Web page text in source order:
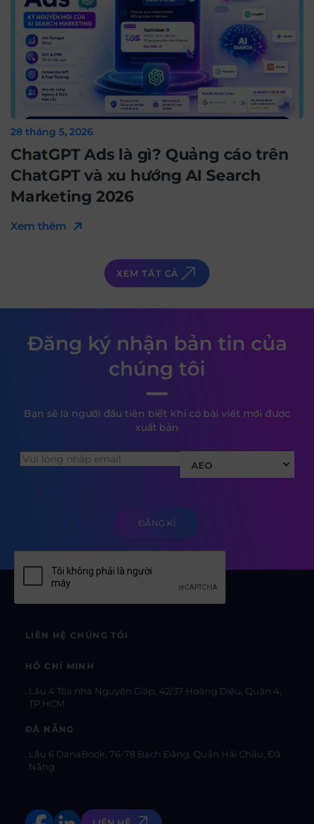
28 tháng 5, 2026
ChatGPT Ads là gì? Quảng cáo trên
ChatGPT và xu hướng AI Search
Marketing 2026
Xem thêm
XEM TẤT CẢ
Đăng ký nhận bản tin của
chúng tôi
Bạn sẽ là người đầu tiên biết khi có bài viết mới được
xuất bản
AEO
LIÊN HỆ CHÚNG TÔI
HỒ CHÍ MINH
Lầu 4 Tòa nhà Nguyên Giáp, 42/37 Hoàng Diệu, Quận 4,
TP.HCM
ĐÀ NẴNG
Lầu 6 DanaBook, 76-78 Bạch Đằng, Quận Hải Châu, Đà
Nẵng